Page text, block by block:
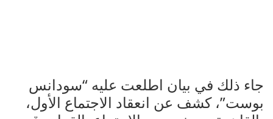
جاء ذلك في بيان اطلعت عليه “سودانس
بوست”، كشف عن انعقاد الاجتماع الأول،